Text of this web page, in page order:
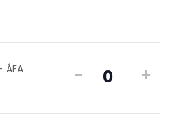
ÁFA - Quantity
+